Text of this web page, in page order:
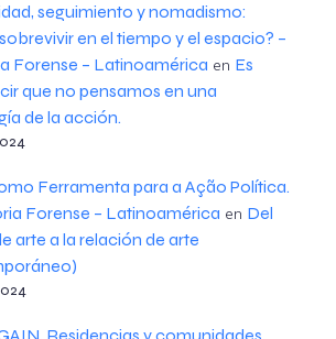
seguimiento y nomadismo:
en el tiempo y el espacio? –
Forense – Latinoamérica en Es
que no pensamos en una
de la acción.
Ferramenta para a Ação Política.
Forense – Latinoamérica en Del
arte a la relación de arte